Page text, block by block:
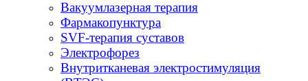
Вакуумлазерная терапия
Фармакопунктура
SVF-терапия суставов
Электрофорез
Внутритканевая электростимуляция